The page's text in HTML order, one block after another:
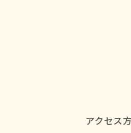
アクセス